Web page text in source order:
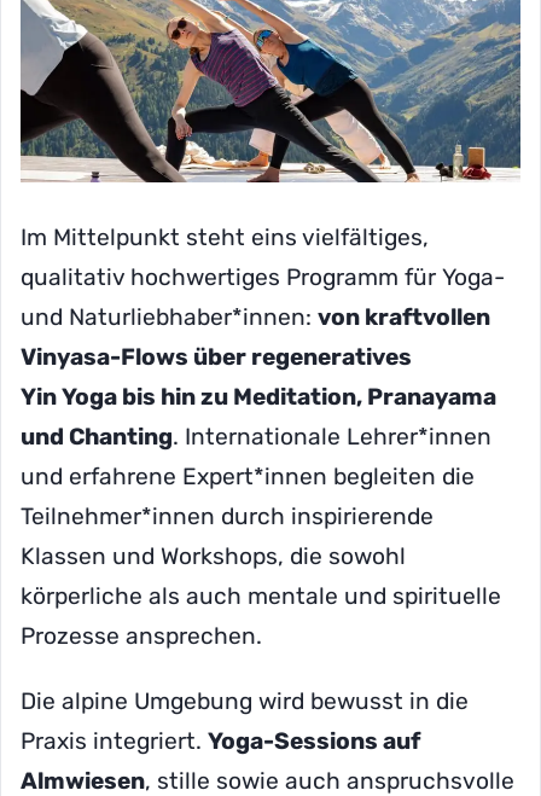
Im Mittelpunkt steht eins vielfältiges,
qualitativ hochwertiges Programm für Yoga-
und Naturliebhaber*innen: von kraftvollen
Vinyasa-Flows über regeneratives
Yin Yoga bis hin zu Meditation, Pranayama
und Chanting. Internationale Lehrer*innen
und erfahrene Expert*innen begleiten die
Teilnehmer*innen durch inspirierende
Klassen und Workshops, die sowohl
körperliche als auch mentale und spirituelle
Prozesse ansprechen.
Die alpine Umgebung wird bewusst in die
Praxis integriert. Yoga-Sessions auf
Almwiesen, stille sowie auch anspruchsvolle